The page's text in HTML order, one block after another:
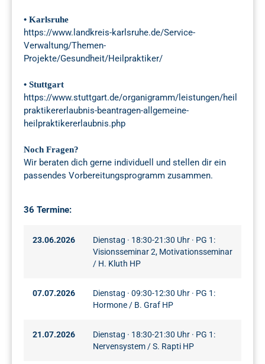
• Karlsruhe
https://www.landkreis-karlsruhe.de/Service-
Verwaltung/Themen-
Projekte/Gesundheit/Heilpraktiker/
• Stuttgart
https://www.stuttgart.de/organigramm/leistungen/heil
praktikererlaubnis-beantragen-allgemeine-
heilpraktikererlaubnis.php
Noch Fragen?
Wir beraten dich gerne individuell und stellen dir ein
passendes Vorbereitungsprogramm zusammen.
36 Termine:
23.06.2026
Dienstag · 18:30-21:30 Uhr · PG 1:
Visionsseminar 2, Motivationsseminar
/ H. Kluth HP
07.07.2026
Dienstag · 09:30-12:30 Uhr · PG 1:
Hormone / B. Graf HP
21.07.2026
Dienstag · 18:30-21:30 Uhr · PG 1:
Nervensystem / S. Rapti HP